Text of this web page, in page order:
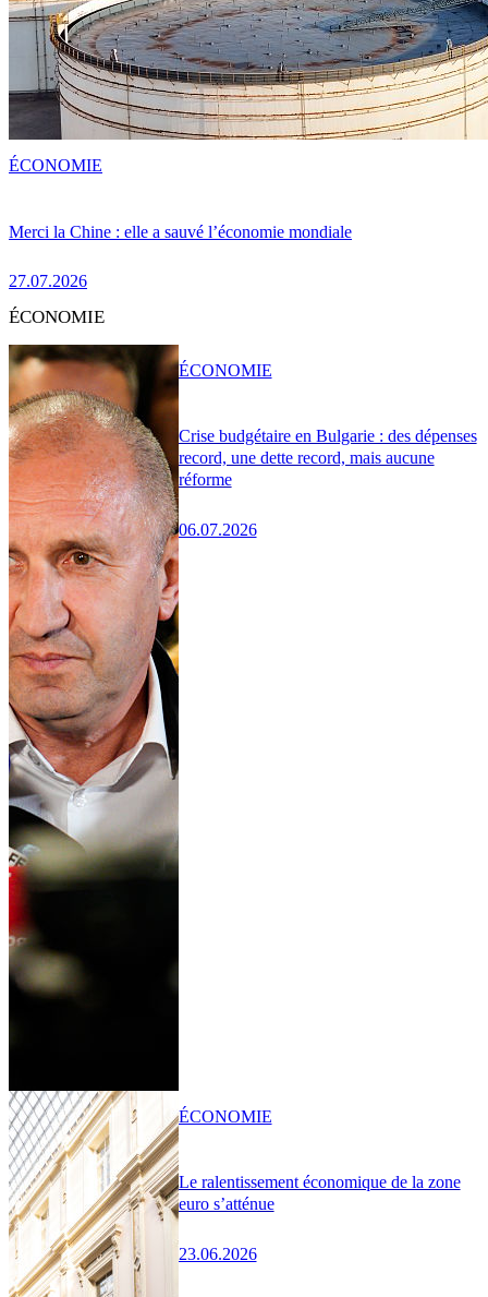
Merci la Chine : elle a sauvé l’économie mondiale
27.07.2026
ÉCONOMIE
ÉCONOMIE
Crise budgétaire en Bulgarie : des dépenses
record, une dette record, mais aucune
réforme
06.07.2026
ÉCONOMIE
Le ralentissement économique de la zone
euro s’atténue
23.06.2026
ÉCONOMIE